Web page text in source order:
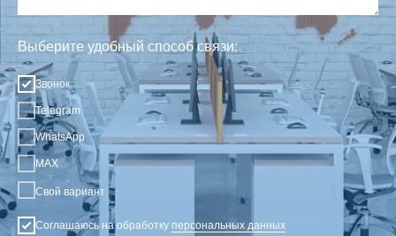
Выберите удобный способ связи:
Звонок
Telegram
WhatsApp
MAX
Свой вариант
Соглашаюсь на обработку персональных данных